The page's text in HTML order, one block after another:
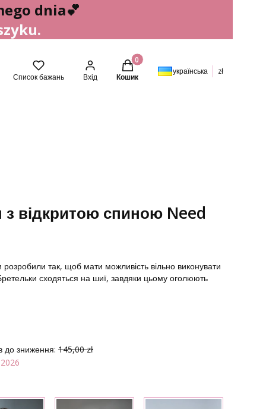
dnia💕
Список бажань Вхід
Товари в кошику: 0. Перевірити
Кошик
українська zł
відкритою спиною Need
так, щоб мати можливість вільно виконувати
сходяться на шиї, завдяки цьому оголюють
до зниження: 145,00 zł